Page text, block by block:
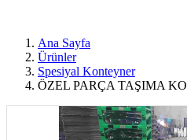
Ana Sayfa
Ürünler
Spesiyal Konteyner
ÖZEL PARÇA TAŞIMA